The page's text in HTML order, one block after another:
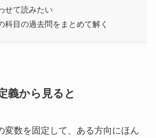
せて読みたい
科目の過去問をまとめて解く
義から見ると
変数を固定して、ある方向にほん